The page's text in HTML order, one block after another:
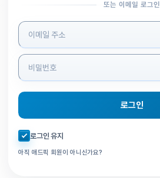
또는 이메일 로그인
로그인 정보 입력
로그인
자동로그인 체크
로그인 유지
아직 애드픽 회원이 아니신가요?